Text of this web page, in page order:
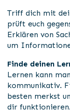
Triff dich mit
prüft euch
Erklären von
um
Finde deinen
Lernen kann
kommunikativ.
besten merkst
dir funktionieren.